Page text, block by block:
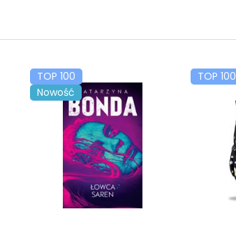
TOP 100
Nowość
TOP 100